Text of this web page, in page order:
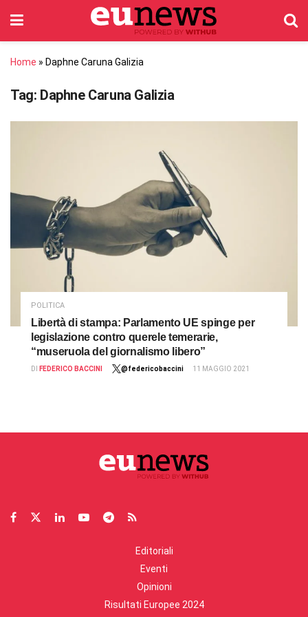
Home » Daphne Caruna Galizia
Tag: Daphne Caruna Galizia
POLITICA
Libertà di stampa: Parlamento UE spinge per
legislazione contro querele temerarie,
“museruola del giornalismo libero”
DI FEDERICO BACCINI @federicobaccini 11 MAGGIO 2021
Editoriali
Eventi
Opinioni
Risultati Europee 2024